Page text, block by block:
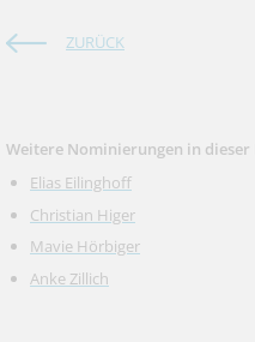
ZURÜCK
Weitere Nominierungen in dieser
Elias Eilinghoff
Christian Higer
Mavie Hörbiger
Anke Zillich